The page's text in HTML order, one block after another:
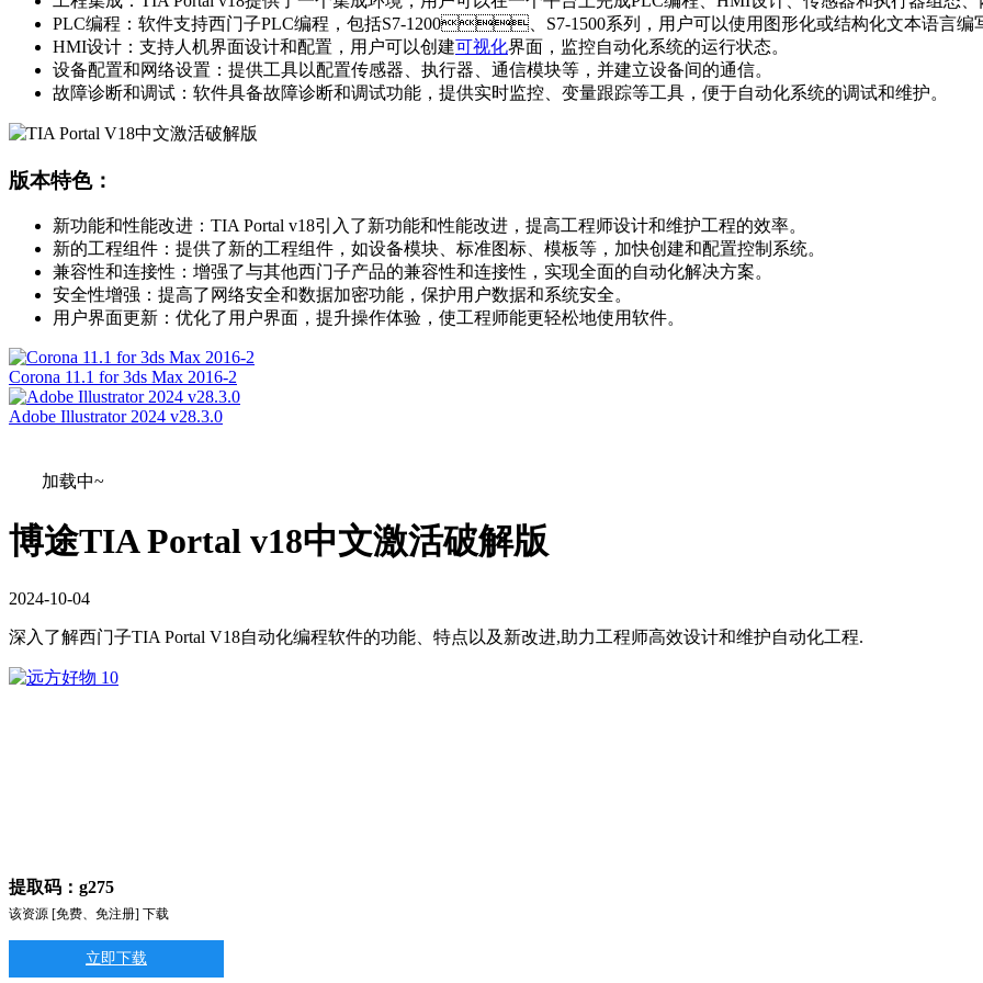
PLC编程：软件支持西门子PLC编程，包括S7-1200、S7-1500系列，用户可以使用图形化或结构化文本语言编写程序
HMI设计：支持人机界面设计和配置，用户可以创建可视化界面，监控自动化系统的运行状态。
设备配置和网络设置：提供工具以配置传感器、执行器、通信模块等，并建立设备间的通信。
故障诊断和调试：软件具备故障诊断和调试功能，提供实时监控、变量跟踪等工具，便于自动化系统的调试和维护。
版本特色：
新功能和性能改进：TIA Portal v18引入了新功能和性能改进，提高工程师设计和维护工程的效率。
新的工程组件：提供了新的工程组件，如设备模块、标准图标、模板等，加快创建和配置控制系统。
兼容性和连接性：增强了与其他西门子产品的兼容性和连接性，实现全面的自动化解决方案。
安全性增强：提高了网络安全和数据加密功能，保护用户数据和系统安全。
用户界面更新：优化了用户界面，提升操作体验，使工程师能更轻松地使用软件。
Corona 11.1 for 3ds Max 2016-2
Adobe Illustrator 2024 v28.3.0
加载中~
博途TIA Portal v18中文激活破解版
2024-10-04
深入了解西门子TIA Portal V18自动化编程软件的功能、特点以及新改进,助力工程师高效设计和维护自动化工程.
提取码：g275
该资源 [免费、免注册] 下载
立即下载